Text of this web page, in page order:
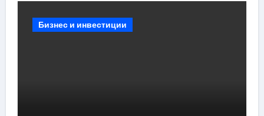
Бизнес и инвестиции